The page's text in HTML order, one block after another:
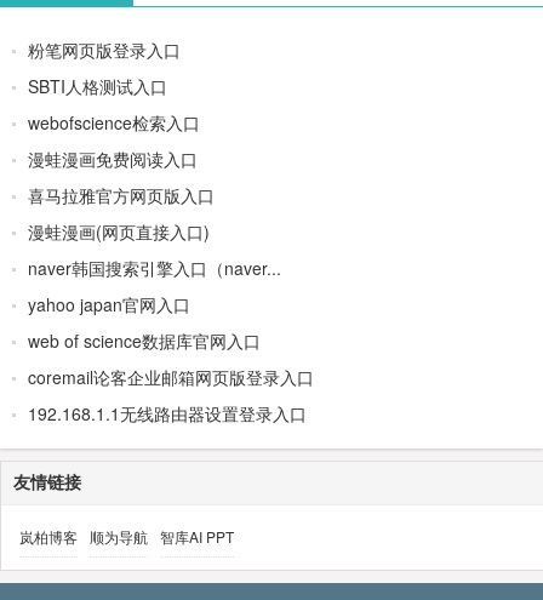
粉笔网页版登录入口
SBTI人格测试入口
webofscience检索入口
漫蛙漫画免费阅读入口
喜马拉雅官方网页版入口
漫蛙漫画(网页直接入口)
naver韩国搜索引擎入口（naver...
yahoo japan官网入口
web of science数据库官网入口
coremail论客企业邮箱网页版登录入口
192.168.1.1无线路由器设置登录入口
友情链接
岚柏博客 顺为导航 智库AI PPT